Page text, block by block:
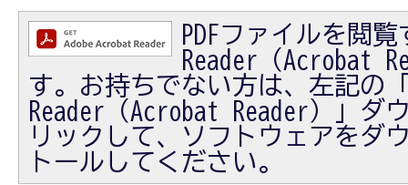
PDFファイルを閲
Reader（Acrobat
す。お持ちでない方は、左記の
Reader（Acrobat Reader）」ダ
リックして、ソフトウェアをダ
トールしてください。